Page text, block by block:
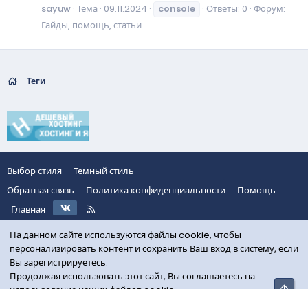
sayuw Тема 09.11.2024 console Ответы: 0 Форум:
Гайды, помощь, статьи
Теги
Выбор стиля
Темный стиль
Обратная связь
Политика конфиденциальности
Помощь
Главная
R
S
S
На данном сайте используются файлы cookie, чтобы
персонализировать контент и сохранить Ваш вход в систему, если
Вы зарегистрируетесь.
Продолжая использовать этот сайт, Вы соглашаетесь на